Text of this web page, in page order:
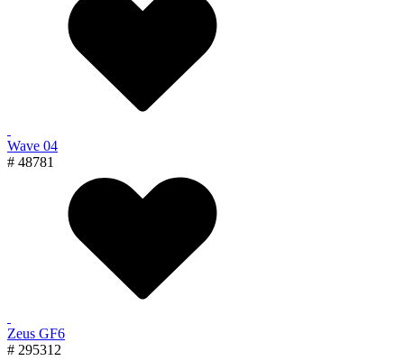
Wave 04
# 48781
Zeus GF6
# 295312